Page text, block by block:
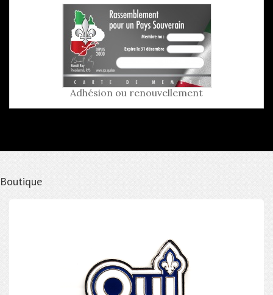
Adhésion ou renouvellement
Boutique